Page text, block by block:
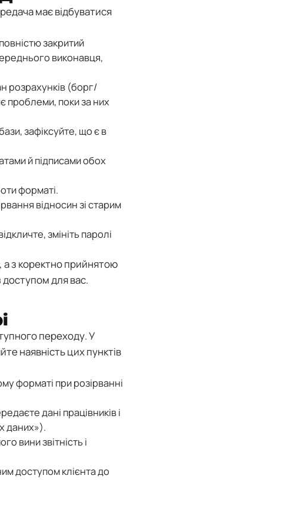
має відбуватися
закритий
виконавця,
розрахунків (борг/
проблеми, поки за них
зафіксуйте, що є в
й підписами обох
форматі.
відносин зі старим
змініть паролі
а з коректно прийнятою
доступом для вас.
переходу. У
наявність цих пунктів
форматі при розірванні
дані працівників і
даних»).
вини звітність і
доступом клієнта до